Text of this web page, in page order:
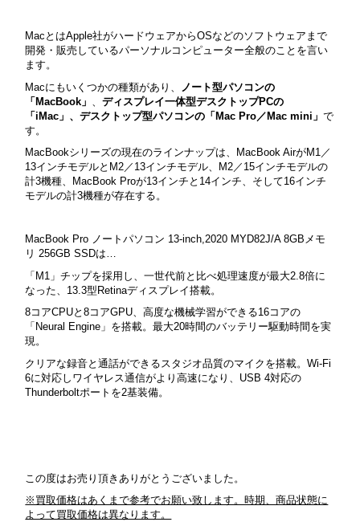
MacとはApple社がハードウェアからOSなどのソフトウェアまで
開発・販売しているパーソナルコンピューター全般のことを言い
ます。
Macにもいくつかの種類があり、
ノート型パソコンの
「MacBook」
、ディスプレイ一体型デスクトップPCの
「iMac」、デスクトップ型パソコンの「Mac Pro／Mac mini」で
す。
MacBookシリーズの現在のラインナップは、MacBook AirがM1／
13インチモデルとM2／13インチモデル、M2／15インチモデルの
計3機種、MacBook Proが13インチと14インチ、そして16インチ
モデルの計3機種が存在する。
MacBook Pro ノートパソコン 13-inch,2020 MYD82J/A 8GBメモ
リ 256GB SSDは…
「M1」チップを採用し、一世代前と比べ処理速度が最大2.8倍に
なった、13.3型Retinaディスプレイ搭載。
8コアCPUと8コアGPU、高度な機械学習ができる16コアの
「Neural Engine」を搭載。最大20時間のバッテリー駆動時間を実
現。
クリアな録音と通話ができるスタジオ品質のマイクを搭載。Wi-Fi
6に対応しワイヤレス通信がより高速になり、USB 4対応の
Thunderboltポートを2基装備。
この度はお売り頂きありがとうございました。
※買取価格はあくまで参考でお願い致します。時期、商品状態に
よって買取価格は異なります。